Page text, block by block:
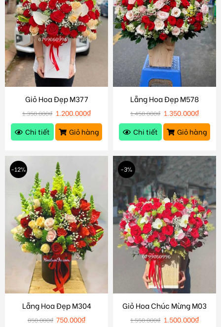
Giỏ Hoa Đẹp M377
1.350.000₫ 1.200.000₫
Chi tiết
Giỏ hàng
Lẵng Hoa Đẹp M578
1.450.000₫ 1.350.000₫
Chi tiết
Giỏ hàng
-12%
Lẵng Hoa Đẹp M304
850.000₫ 750.000₫
-3%
Giỏ Hoa Chúc Mừng M03
1.550.000₫ 1.500.000₫